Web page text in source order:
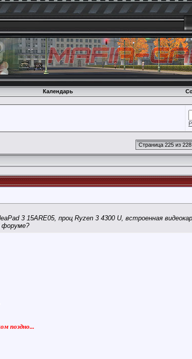
Календарь
Страница 225 из 228
3 15ARE05, проц Ryzen 3 4300 U, встроенная
форуме?
поздно...